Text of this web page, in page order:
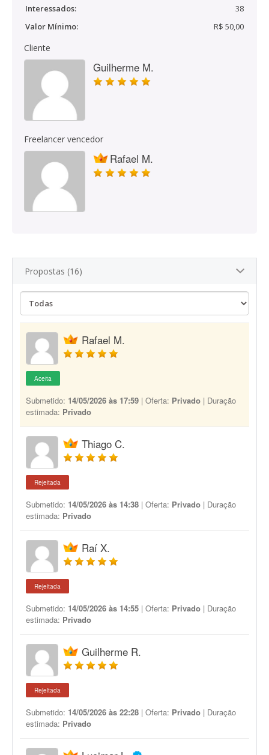
Interessados:
38
Valor Mínimo:
R$ 50,00
Cliente
Guilherme M.
Freelancer vencedor
Rafael M.
Propostas (16)
Rafael M.
Aceita
Submetido: 14/05/2026 às 17:59 | Oferta: Privado | Duração
estimada: Privado
Thiago C.
Rejeitada
Submetido: 14/05/2026 às 14:38 | Oferta: Privado | Duração
estimada: Privado
Raí X.
Rejeitada
Submetido: 14/05/2026 às 14:55 | Oferta: Privado | Duração
estimada: Privado
Guilherme R.
Rejeitada
Submetido: 14/05/2026 às 22:28 | Oferta: Privado | Duração
estimada: Privado